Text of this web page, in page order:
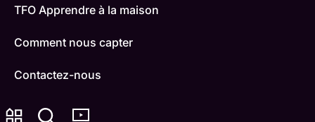
TFO Apprendre à la maison
Comment nous capter
Contactez-nous
ONFR